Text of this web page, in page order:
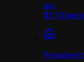
від
$1.70/